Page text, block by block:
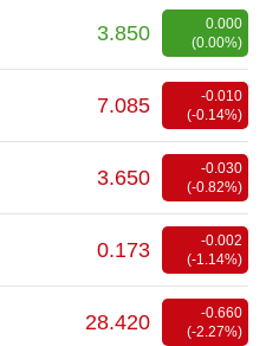
0.000
(0.00%)
3.850
-0.010
(-0.14%)
7.085
-0.030
(-0.82%)
3.650
-0.002
(-1.14%)
0.173
-0.660
(-2.27%)
28.420